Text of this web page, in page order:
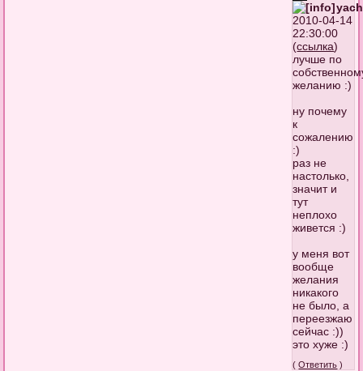
2010-04-14
22:30:00
(ссылка)
лучше по
желанию :)
ну почему
к
сожалению
:)
раз не
настолько,
значит и
тут
неплохо
живется :)
у меня вот
вообще
желания
никакого
не было, а
переезжаю
сейчас :))
это хуже :)
(Ответить )